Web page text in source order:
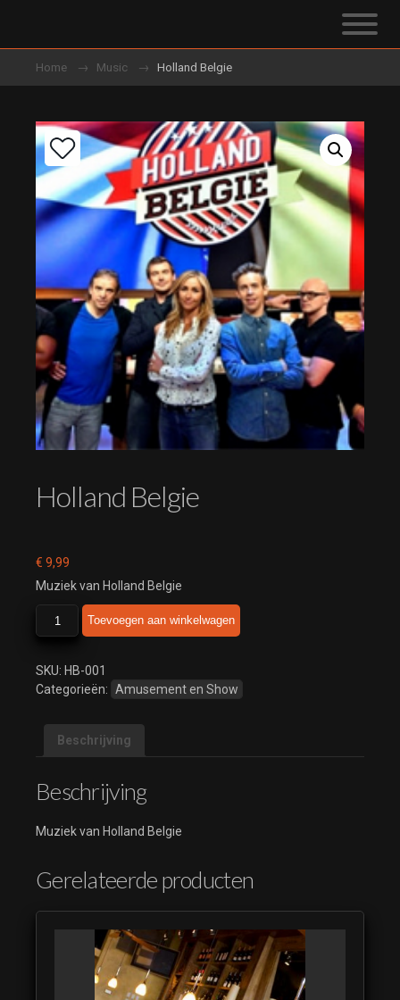
Home Music Holland Belgie
Holland Belgie
€ 9,99
Muziek van Holland Belgie
Belgie
Toevoegen aan winkelwagen
SKU: HB-001
Categorieën: Amusement en Show
Beschrijving
Beschrijving
Muziek van Holland Belgie
Gerelateerde producten